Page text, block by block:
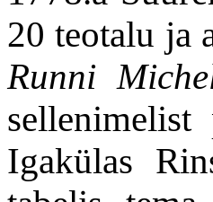
20 teotalu ja
Runni
Igakülas